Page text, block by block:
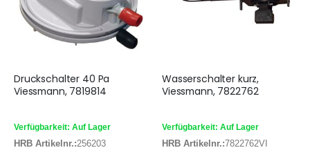
Druckschalter 40 Pa
Viessmann, 7819814
Verfügbarkeit: Auf Lager
HRB Artikelnr.:256203
Wasserschalter kurz,
Viessmann, 7822762
Verfügbarkeit: Auf Lager
HRB Artikelnr.:7822762VI